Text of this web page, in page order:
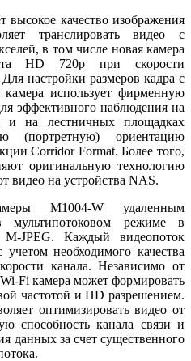
качество изображения
транслировать видео с
в том числе новая камера
HD 720p при скорости
настройки размеров кадра с
использует фирменную
эффективного наблюдения на
и на лестничных площадках
(портретную) ориентацию
Corridor Format. Более того,
оригинальную технологию
видео на устройства NAS.
M1004-W удаленным
мультипотоковом режиме в
JPEG. Каждый видеопоток
необходимого качества
канала. Независимо от
Fi камера может формировать
частотой и HD разрешением.
оптимизировать видео от
способность канала связи и
данных за счет существенного